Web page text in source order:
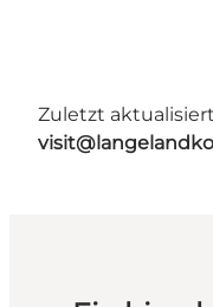
Zuletzt